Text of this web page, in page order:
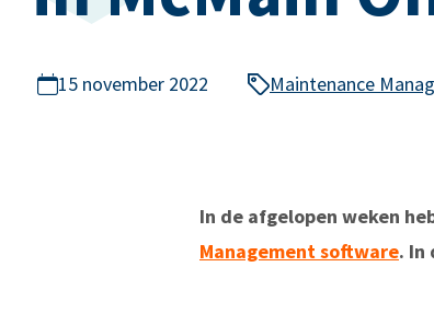
15 november 2022 Maintenance
In de afgelopen weken
Management software. In